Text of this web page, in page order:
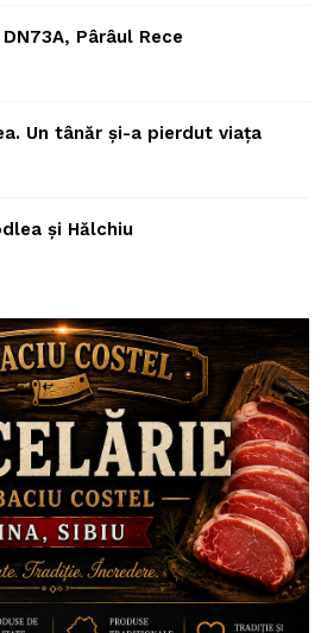
Pârâul Rece
Un tânăr și-a pierdut viața
și Hălchiu